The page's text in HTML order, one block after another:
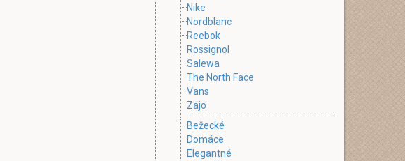
Nike
Nordblanc
Reebok
Rossignol
Salewa
The North Face
Vans
Zajo
Bežecké
Domáce
Elegantné